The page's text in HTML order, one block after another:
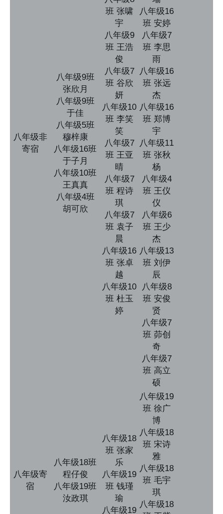
八年级非
寄宿
八年级9班
张欣月
八年级9班
于佳
八年级5班
穆梓康
八年级16班
于子月
八年级10班
王真真
八年级4班
胡可欣
班 张啸
宇
八年级9
班 王浩
俊
八年级7
班 谷欣
妍
八年级10
班 李笑
笑
八年级7
班 王亚
晴
八年级7
班 程诗
琪
八年级7
班 袁子
晨
八年级16
班 张卓
越
八年级10
班 杜玉
婷
八年级16
班 安婷
八年级7
班 李思
雨
八年级16
班 张远
杰
八年级16
班 郑博
宇
八年级11
班 张秋
杨
八年级4
班 王仪
仪
八年级6
班 王少
杰
八年级13
班 刘伊
辰
八年级8
班 安俊
贤
八年级7
班 茆创
奇
八年级7
班 高立
硕
八年级寄
宿
八年级18班
程仔俊
八年级19班
汝政琪
八年级18
班 张家
乐
八年级19
班 钱瑾
瑜
八年级19
八年级19
班 徐广
博
八年级18
班 宋诗
雅
八年级18
班 毛宇
琪
八年级18